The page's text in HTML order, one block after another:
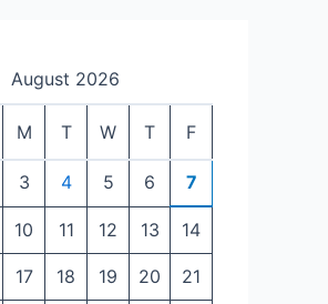
August 2026
M T W T F
3 4 5 6 7
10 11 12 13 14
17 18 19 20 21